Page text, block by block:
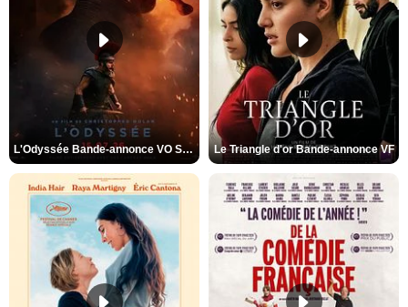
L'Odyssée Bande-annonce VO STFR Le Triangle d'or Bande-annonce VF